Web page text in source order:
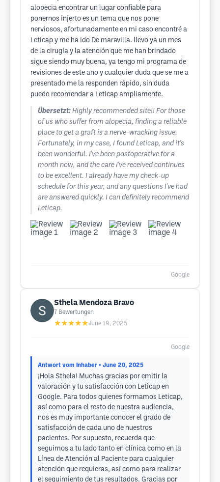
alopecia encontrar un lugar confiable para
ponernos injerto es un tema que nos pone
nerviosos, afortunadamente en mi caso encontré a
Leticap y me ha ido De maravilla. llevo ya un mes
de la cirugía y la atención que me han brindado
sigue siendo muy buena, ya tengo mi programa de
revisiones de este año y cualquier duda que se me a
presentado me la responden rápido, sin duda
puedo recomendar a Leticap ampliamente.
Übersetzt: Highly recommended site!! For those
of us who suffer from alopecia, finding a reliable
place to get a graft is a nerve-wracking issue.
Fortunately, in my case, I found Leticap, and it's
been wonderful. I've been postoperative for a
month now, and the care I've received continues
to be excellent. I already have my check-up
schedule for this year, and any questions I've had
are answered quickly. I can definitely recommend
Leticap.
Google
Sthela Mendoza Bravo
7 Bewertungen
★★★★★June 19, 2025
Google
Antwort vom Inhaber • June 20, 2025
¡Hola Sthela! Muchas gracias por emitir la
valoración y tu satisfacción con Leticap en
Google. Para todos quienes formamos Leticap,
así como para el resto de nuestra audiencia,
nos es muy importante conocer el grado de
satisfacción de cada uno de nuestros
pacientes. Por supuesto, recuerda que
seguimos a tu lado tanto en clínica como en la
Línea de Atención al Paciente para cualquier
atención que requieras, así como para realizar
el seguimiento de tus resultados. Gracias por